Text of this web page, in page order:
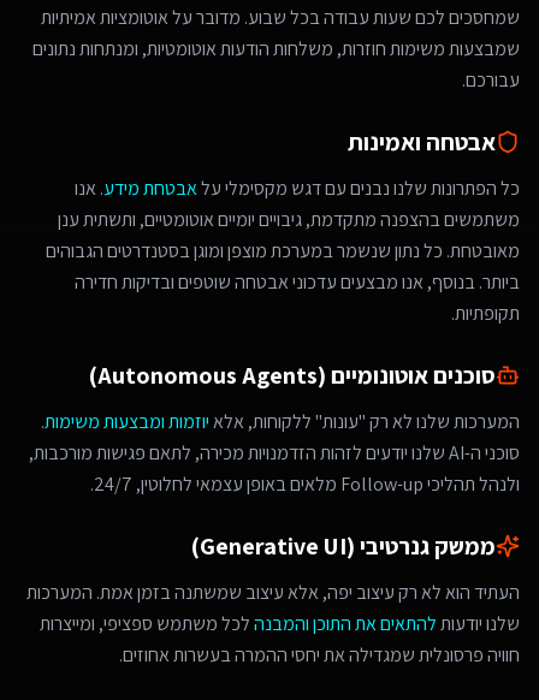
שמחסכים לכם שעות עבודה בכל שבוע. מדובר על אוטומציות אמיתיות
שמבצעות משימות חוזרות, משלחות הודעות אוטומטיות, ומנתחות נתונים
עבורכם.
אבטחה ואמינות
כל הפתרונות שלנו נבנים עם דגש מקסימלי עלאבטחת מידע. אנו
משתמשים בהצפנה מתקדמת, גיבויים יומיים אוטומטיים, ותשתית ענן
מאובטחת. כל נתון שנשמר במערכת מוצפן ומוגן בסטנדרטים הגבוהים
ביותר. בנוסף, אנו מבצעים עדכוני אבטחה שוטפים ובדיקות חדירה
תקופתיות.
סוכנים אוטונומיים (Autonomous Agents)
המערכות שלנו לא רק "עונות" ללקוחות, אלאיוזמות ומבצעות משימות.
סוכני ה-AI שלנו יודעים לזהות הזדמנויות מכירה, לתאם פגישות מורכבות,
ולנהל תהליכי Follow-up מלאים באופן עצמאי לחלוטין, 24/7.
ממשק גנרטיבי (Generative UI)
העתיד הוא לא רק עיצוב יפה, אלא עיצוב שמשתנה בזמן אמת. המערכות
שלנו יודעותלהתאים את התוכן והמבנהלכל משתמש ספציפי, ומייצרות
חוויה פרסונלית שמגדילה את יחסי ההמרה בעשרות אחוזים.